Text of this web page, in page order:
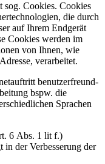
sog. Cookies. Cookies
die durch
auf Ihrem Endgerät
Cookies werden im
von Ihnen, wie
verar­beitet.
benut­zer­freund­
bspw. die
Sprachen
6 Abs. 1 lit f.)
in der Verbes­serung der